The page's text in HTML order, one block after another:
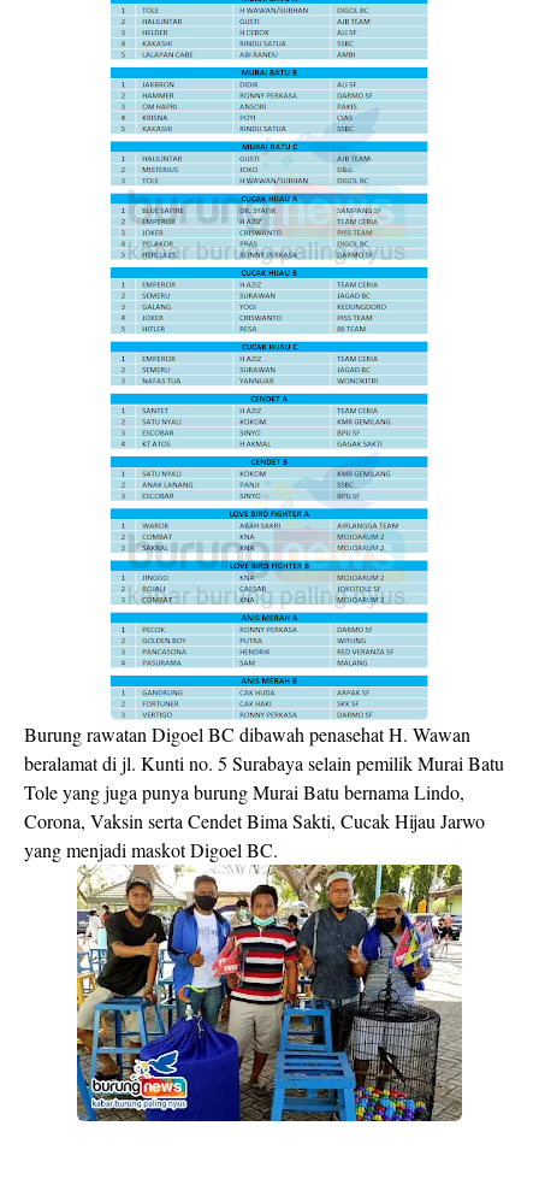
Burung rawatan Digoel BC dibawah penasehat H. Wawan
beralamat di jl. Kunti no. 5 Surabaya selain pemilik Murai Batu
Tole yang juga punya burung Murai Batu bernama Lindo,
Corona, Vaksin serta Cendet Bima Sakti, Cucak Hijau Jarwo
yang menjadi maskot Digoel BC.